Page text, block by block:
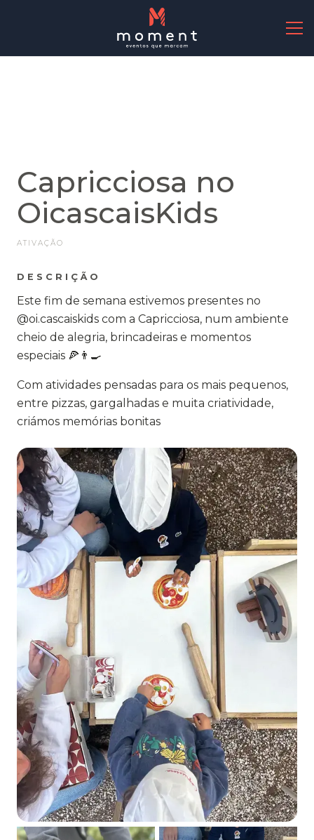
Capricciosa no
OicascaisKids
ATIVAÇÃO
DESCRIÇÃO
Este fim de semana estivemos presentes no
@oi.cascaiskids com a Capricciosa, num ambiente
cheio de alegria, brincadeiras e momentos
especiais 🍕👨‍🍳
Com atividades pensadas para os mais pequenos,
entre pizzas, gargalhadas e muita criatividade,
criámos memórias bonitas